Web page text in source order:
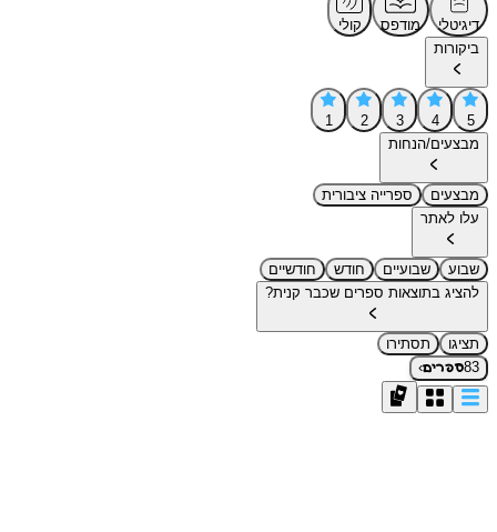
דיגיטלי מודפס
קולי
ביקורות
5
4
3
2
1
מבצעים/הנחות
מבצעים
ספרייה ציבורית
עלו לאתר
שבוע שבועיים חודש
חודשיים
להציג בתוצאות ספרים שכבר קנית?
תציגו
תסתירו
83ספרים›